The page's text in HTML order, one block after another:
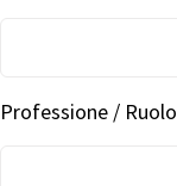
Professione / Ruolo